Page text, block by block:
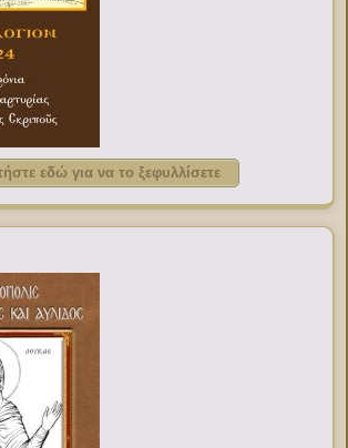
εδώ για να το ξεφυλλίσετε